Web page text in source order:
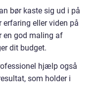
bør kaste sig ud i på
erfaring eller viden på
en god maling af
dit budget.
hjælp også
som holder i